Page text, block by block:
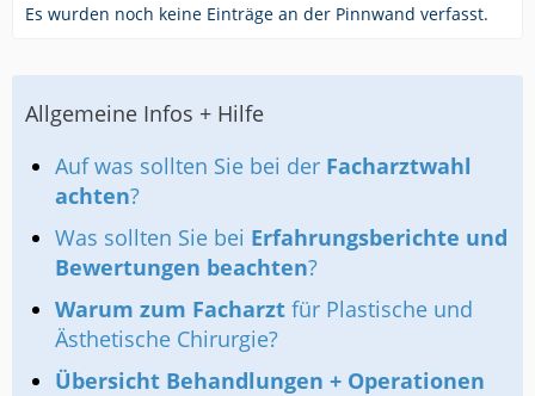
Es wurden noch keine Einträge an der Pinnwand verfasst.
Allgemeine Infos + Hilfe
Auf was sollten Sie bei der Facharztwahl
achten?
Was sollten Sie bei Erfahrungsberichte und
Bewertungen beachten?
Warum zum Facharzt für Plastische und
Ästhetische Chirurgie?
Übersicht Behandlungen + Operationen